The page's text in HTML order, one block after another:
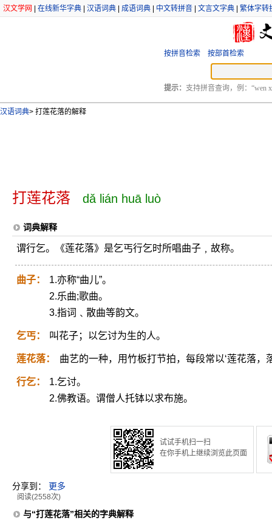
汉文学网 在线新华字典 汉语词典 成语词典 中文转拼音 文言文字典 繁体字转
按拼音检索 按部首检索
提示： 支持拼音查询，例：“wen
汉语词典> 打莲花落的解释
打莲花落 dǎ lián huā luò
词典解释
谓行乞。《莲花落》是乞丐行乞时所唱曲子﹐故称。
曲子：
1.亦称“曲儿”。
2.乐曲;歌曲。
3.指词﹑散曲等韵文。
乞丐： 叫花子；以乞讨为生的人。
莲花落： 曲艺的一种，用竹板打节拍，每段常以‘莲花落，
行乞：
1.乞讨。
2.佛教语。谓僧人托钵以求布施。
试试手机扫一扫
在你手机上继续浏览此页面
分享到： 更多
阅读(2558次)
与“打莲花落”相关的字典解释